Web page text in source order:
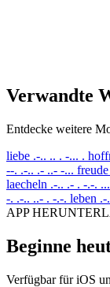
Verwandte
Entdecke weitere
liebe .-.. .. . -... .
--. .-.. .- ..- -... freude
laecheln .-.. .- . -.-.
-. .-.. ..- . -.-. leben .-
APP
Beginne
Verfügbar für iOS